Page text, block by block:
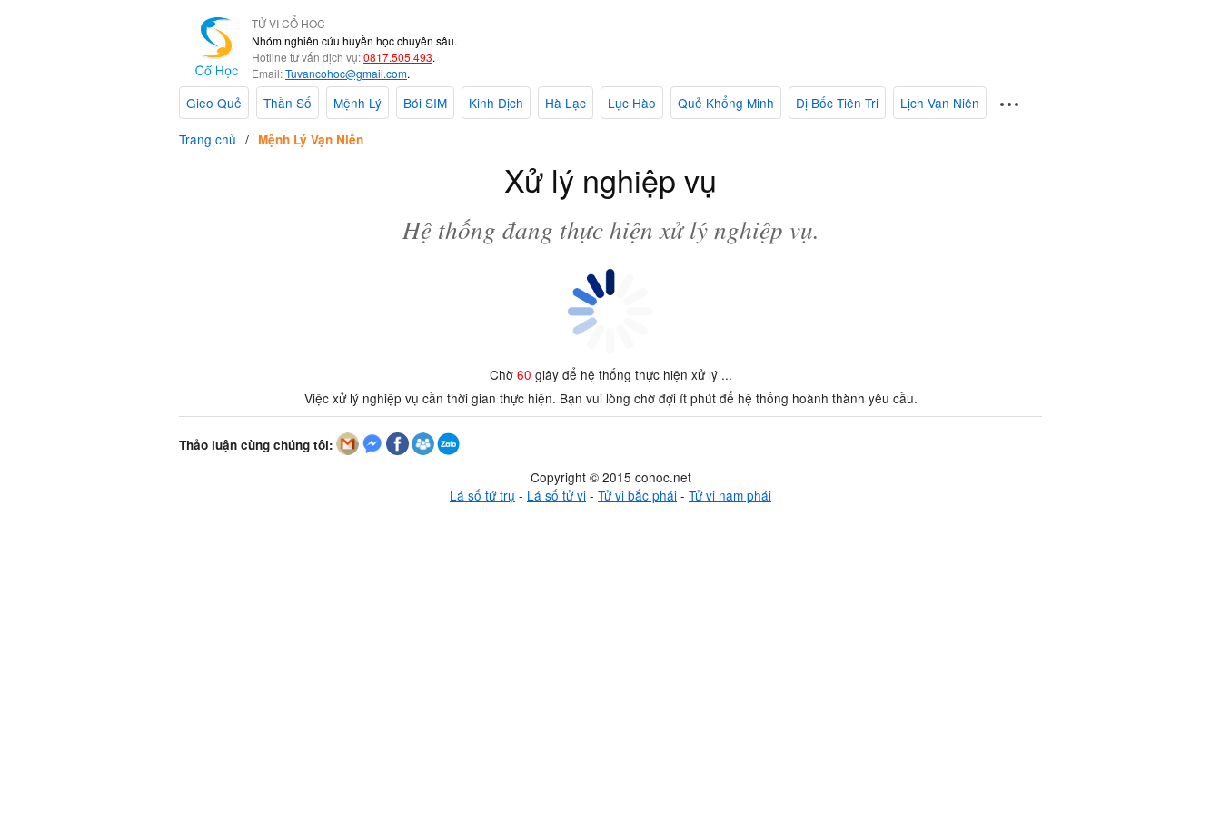
TỬ VI CỔ HỌC
Nhóm nghiên cứu huyền học chuyên sâu.
Hotline tư vấn dịch vụ:0817.505.493.
Email:Tuvancohoc@gmail.com.
Gieo Quẻ Thần Số Mệnh Lý Bói SIM Kinh Dịch Hà Lạc Lục Hào Quẻ Khổng Minh Dị Bốc Tiên Tri
Lịch Vạn Niên
Trang chủ
Mệnh Lý Vạn Niên
Xử lý nghiệp vụ
Hệ thống đang thực hiện xử lý nghiệp vụ.
Chờ 60 giây để hệ thống thực hiện xử lý ...
Việc xử lý nghiệp vụ cần thời gian thực hiện. Bạn vui lòng chờ đợi ít phút để hệ thống hoành thành yêu cầu.
Thảo luận cùng chúng tôi:
Copyright © 2015 cohoc.net
Lá số tứ trụ - Lá số tử vi - Tử vi bắc phái - Tử vi nam phái